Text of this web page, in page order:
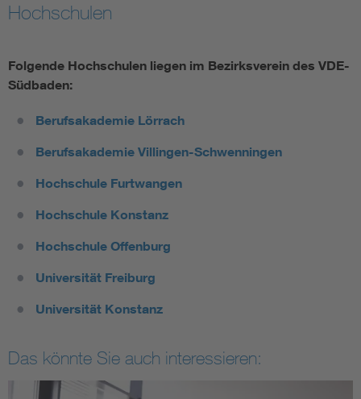
Electromobility
Energy efficiency
Functional safety
Hochschulen
Folgende Hochschulen liegen im Bezirksverein des VDE-
Südbaden:
Berufsakademie Lörrach
Berufsakademie Villingen-Schwenningen
Hochschule Furtwangen
Hochschule Konstanz
Hochschule Offenburg
Universität Freiburg
Universität Konstanz
Das könnte Sie auch interessieren: